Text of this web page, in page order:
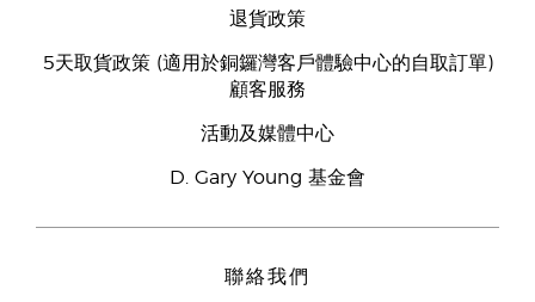
退貨政策
5天取貨政策 (適用於銅鑼灣客戶體驗中心的自取訂單)
顧客服務
活動及媒體中心
D. Gary Young 基金會
聯絡我們